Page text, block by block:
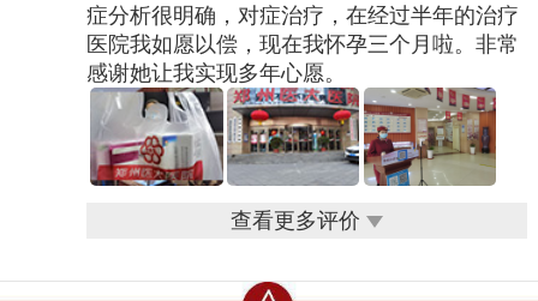
症分析很明确，对症治疗，在经过半年的治疗
医院我如愿以偿，现在我怀孕三个月啦。非常
感谢她让我实现多年心愿。
查看更多评价